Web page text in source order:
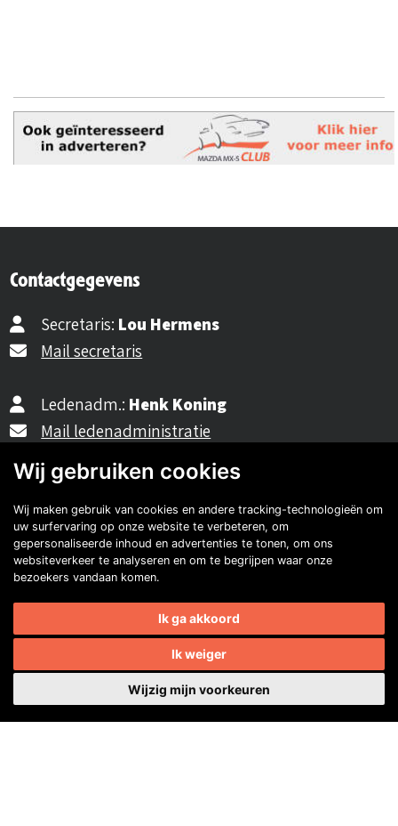
Contactgegevens
Secretaris: Lou Hermens
Mail secretaris
Ledenadm.: Henk Koning
Mail ledenadministratie
40482310
NL77 INGB 0677 3069 54
Volg ons:
Volg ons op Facebook
Volg ons op Instagram
Volg ons op YouTube
Auto's van onze leden
Wij gebruiken cookies
Wij maken gebruik van cookies en andere tracking-technologieën om
uw surfervaring op onze website te verbeteren, om
gepersonaliseerde inhoud en advertenties te tonen, om ons
websiteverkeer te analyseren en om te begrijpen waar onze
bezoekers vandaan komen.
Ik ga akkoord
Ik weiger
Wijzig mijn voorkeuren